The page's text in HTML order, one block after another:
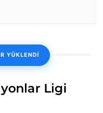
YÜKLENDİ
Ligi